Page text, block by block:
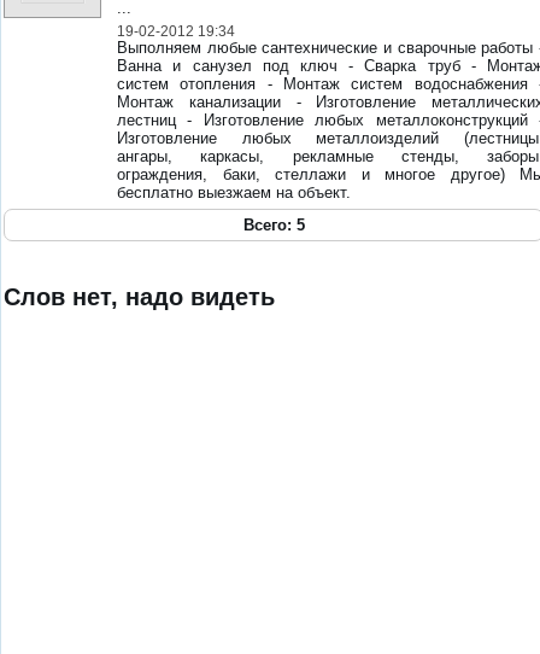
...
19-02-2012 19:34
Выполняем любые сантехнические и сварочные работы
Ванна и санузел под ключ - Сварка труб -
систем отопления - Монтаж систем водоснабжения
Монтаж канализации - Изготовление
лестниц - Изготовление любых металлоконструкций
Изготовление любых металлоизделий
ангары, каркасы, рекламные стенды,
ограждения, баки, стеллажи и многое другое)
бесплатно выезжаем на объект.
Всего: 5
Слов нет, надо видеть